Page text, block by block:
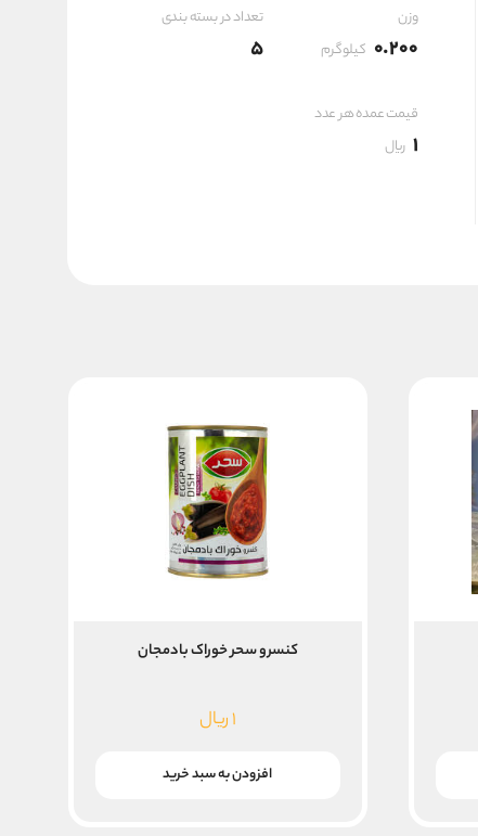
وزن
0.200 کیلوگرم
تعداد در بسته بندی
5
قیمت عمده هر عدد
1 ریال
کنسرو سحر خوراک بادمجان
۱ریال
افزودن به سبد خرید